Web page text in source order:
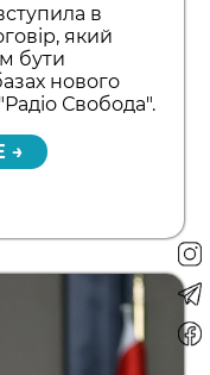
в
який
бути
нового
Свобода".
→